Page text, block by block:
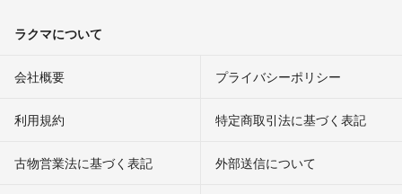
ラクマについて
会社概要 プライバシーポリシー
利用規約 特定商取引法に基づく表記
古物営業法に基づく表記 外部送信について